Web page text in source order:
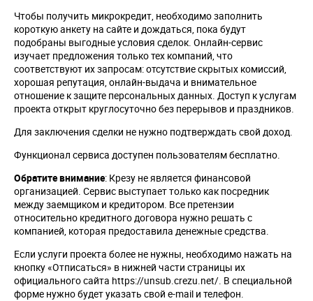
Чтобы получить микрокредит, необходимо заполнить
короткую анкету на сайте и дождаться, пока будут
подобраны выгодные условия сделок. Онлайн-сервис
изучает предложения только тех компаний, что
соответствуют их запросам: отсутствие скрытых комиссий,
хорошая репутация, онлайн-выдача и внимательное
отношение к защите персональных данных. Доступ к услугам
проекта открыт круглосуточно без перерывов и праздников.
Для заключения сделки не нужно подтверждать свой доход.
Функционал сервиса доступен пользователям бесплатно.
Обратите внимание: Крезу не является финансовой
организацией. Сервис выступает только как посредник
между заемщиком и кредитором. Все претензии
относительно кредитного договора нужно решать с
компанией, которая предоставила денежные средства.
Если услуги проекта более не нужны, необходимо нажать на
кнопку «Отписаться» в нижней части страницы их
официального сайта https://unsub.crezu.net/. В специальной
форме нужно будет указать свой e-mail и телефон.